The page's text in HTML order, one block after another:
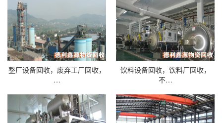
整厂设备回收，废弃工厂回收，
…
饮料设备回收，饮料厂回收，
不…